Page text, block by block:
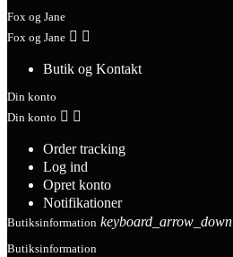
Fox og Jane
Fox og Jane  
Butik og Kontakt
Din konto
Din konto  
Order tracking
Log ind
Opret konto
Notifikationer
Butiksinformation keyboard_arrow_down
Butiksinformation